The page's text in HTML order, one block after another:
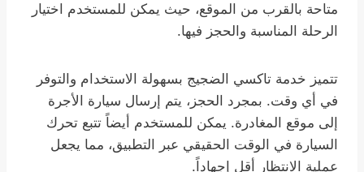
متاحة بالقرب من الموقع، حيث يمكن للمستخدم اختيار
الرحلة المناسبة والحجز فيها.
تتميز خدمة تاكسي الضجيج بسهولة الاستخدام والتوفر
في أي وقت. بمجرد الحجز، يتم إرسال سيارة الأجرة
إلى موقع المغادرة. يمكن للمستخدم أيضاً تتبع تحرك
السيارة في الوقت الحقيقي عبر التطبيق، مما يجعل
عملية الانتظار أقل إجهاداً.